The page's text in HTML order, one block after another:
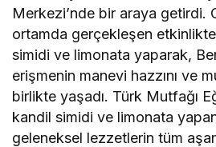
Merkezi’nde bir araya getirdi.
ortamda gerçekleşen etkinlikte
simidi ve limonata yaparak,
erişmenin manevi hazzını ve
birlikte yaşadı. Türk Mutfağı
kandil simidi ve limonata yapan
geleneksel lezzetlerin tüm